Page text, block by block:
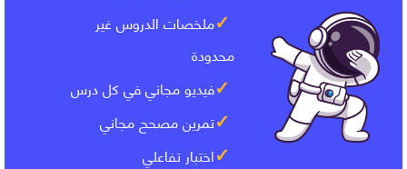
ملخصات الدروس غير
محدودة
فيديو مجاني في كل درس
تمرين مصحح مجاني
اختبار تفاعلي